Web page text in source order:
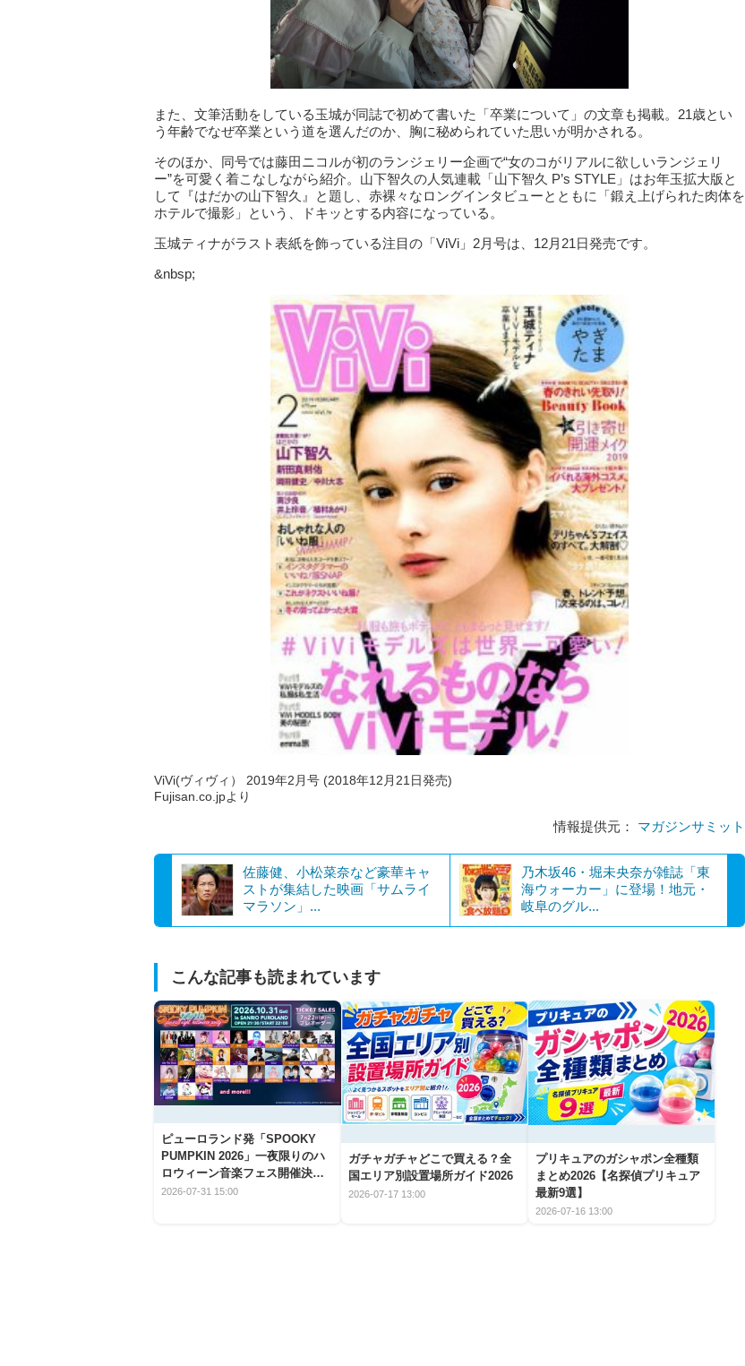
また、文筆活動をしている玉城が同誌で初めて書いた「卒業について」の文章も掲載。21歳とい
う年齢でなぜ卒業という道を選んだのか、胸に秘められていた思いが明かされる。
そのほか、同号では藤田ニコルが初のランジェリー企画で“女のコがリアルに欲しいランジェリ
ー”を可愛く着こなしながら紹介。山下智久の人気連載「山下智久 P’s STYLE」はお年玉拡大版と
して『はだかの山下智久』と題し、赤裸々なロングインタビューとともに「鍛え上げられた肉体を
ホテルで撮影」という、ドキッとする内容になっている。
玉城ティナがラスト表紙を飾っている注目の「ViVi」2月号は、12月21日発売です。
&nbsp;
ViVi(ヴィヴィ） 2019年2月号 (2018年12月21日発売)
Fujisan.co.jpより
情報提供元： マガジンサミット
佐藤健、小松菜奈など豪華キャ
ストが集結した映画「サムライ
マラソン」...
乃木坂46・堀未央奈が雑誌「東
海ウォーカー」に登場！地元・
岐阜のグル...
こんな記事も読まれています
ピューロランド発「SPOOKY
PUMPKIN 2026」一夜限りのハ
ロウィーン音楽フェス開催決
定！
2026-07-31 15:00
ガチャガチャどこで買える？全
国エリア別設置場所ガイド2026
2026-07-17 13:00
プリキュアのガシャポン全種類
まとめ2026【名探偵プリキュア
最新9選】
2026-07-16 13:00